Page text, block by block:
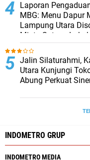
Laporan
MBG: Menu Dapur
Lampung Utara
Minta Satgas
Jalin Silaturahmi,
Utara Kunjungi
Abung Perkuat
INDOMETRO GRUP
INDOMETRO MEDIA